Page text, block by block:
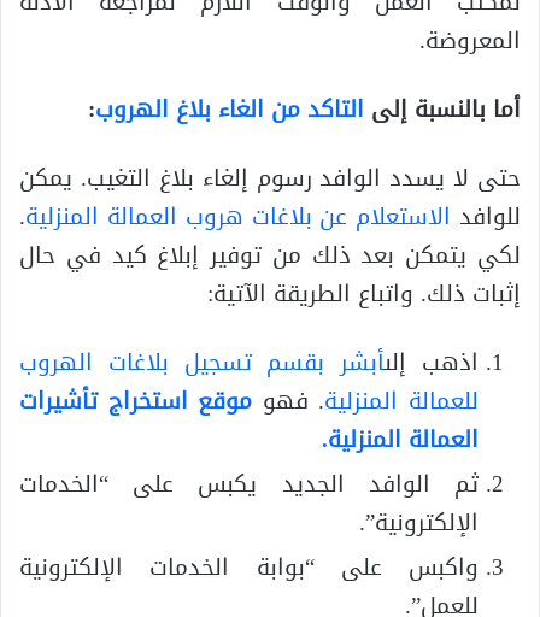
المعروضة.
أما بالنسبة إلى التاكد من الغاء بلاغ الهروب:
حتى لا يسدد الوافد رسوم إلغاء بلاغ التغيب. يمكن
للوافد الاستعلام عن بلاغات هروب العمالة المنزلية.
لكي يتمكن بعد ذلك من توفير إبلاغ كيد في حال
إثبات ذلك. واتباع الطريقة الآتية:
اذهب إلىأبشر بقسم تسجيل بلاغات الهروب
للعمالة المنزلية. فهو موقع استخراج تأشيرات
العمالة المنزلية.
ثم الوافد الجديد يكبس على “الخدمات
الإلكترونية”.
واكبس على “بوابة الخدمات الإلكترونية
للعمل”.